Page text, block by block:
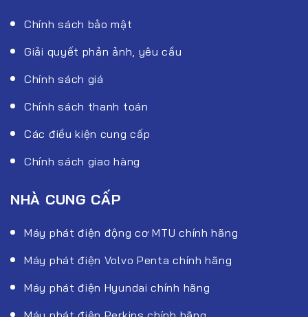
Chính sách bảo mật
Giải quyết phản ảnh, yêu cầu
Chính sách giá
Chính sách thanh toán
Các điều kiện cung cấp
Chính sách giao hàng
NHÀ CUNG CẤP
Máy phát điện động cơ MTU chính hãng
Máy phát điện Volvo Penta chính hãng
Máy phát điện Hyundai chính hãng